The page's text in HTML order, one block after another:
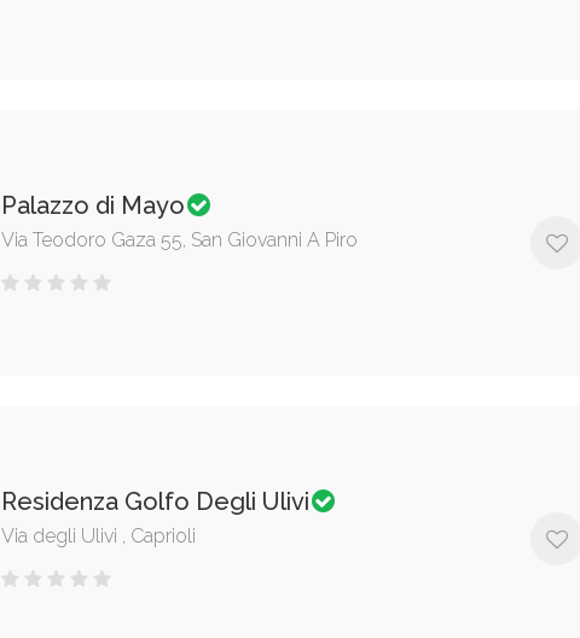
Palazzo di Mayo
Via Teodoro Gaza 55, San Giovanni A Piro
Residenza Golfo Degli Ulivi
Via degli Ulivi , Caprioli